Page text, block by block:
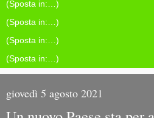
giovedì 5 agosto 2021